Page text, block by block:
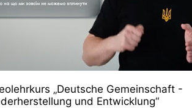
„Deutsche Gemeinschaft -
und Entwicklung“